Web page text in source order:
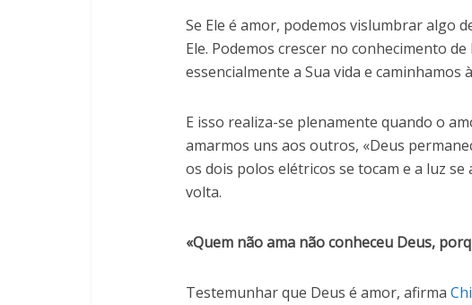
Se Ele é amor, podemos vislumbrar algo
Ele. Podemos crescer no conhecimento
essencialmente a Sua vida e caminhamos
E isso realiza-se plenamente quando o
amarmos uns aos outros, «Deus
os dois polos elétricos se tocam e a luz
volta.
«Quem não ama não conheceu Deus,
Testemunhar que Deus é amor, afirma